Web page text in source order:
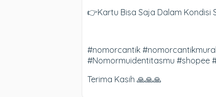
👉Kartu Bisa Saja Dalam Kondisi
#nomorcantik
#Nomormuidentitasmu #shopee
Terima Kasih 🙏🙏🙏